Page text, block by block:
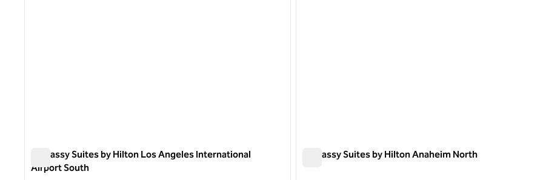
Embassy Suites by Hilton Los Angeles International
Airport South
Embassy Suites by Hilton Anaheim North